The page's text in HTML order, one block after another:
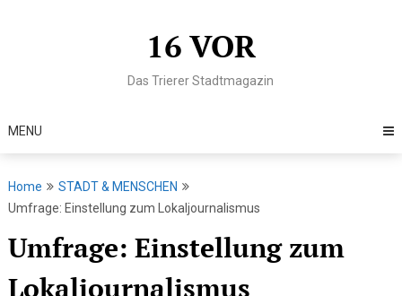
16 VOR
Das Trierer Stadtmagazin
MENU
Home
STADT & MENSCHEN
Umfrage: Einstellung zum Lokaljournalismus
Umfrage: Einstellung zum
Lokaljournalismus